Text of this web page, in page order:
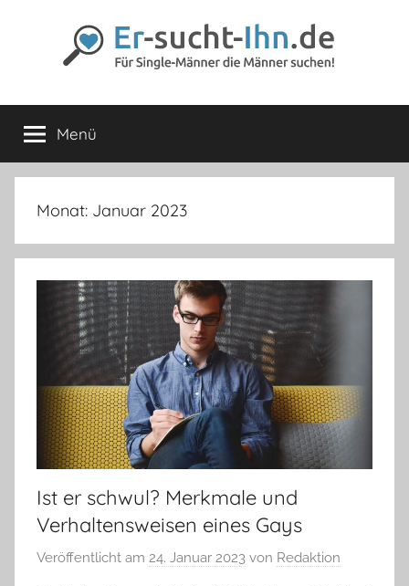
Er-
sucht-
Ihn.de
die
Männer
lieben
Menü
Monat: Januar 2023
Ist er schwul? Merkmale und
Verhaltensweisen eines Gays
Veröffentlicht am 24. Januar 2023 von Redaktion